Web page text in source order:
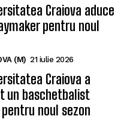
Craiova aduce
pentru noul
(M) 21 iulie 2026
Craiova a
un baschetbalist
noul sezon